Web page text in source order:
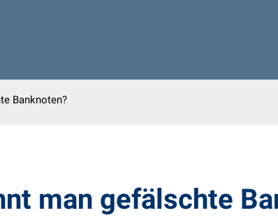
Banknoten?
man gefälschte